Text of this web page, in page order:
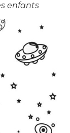
enfants